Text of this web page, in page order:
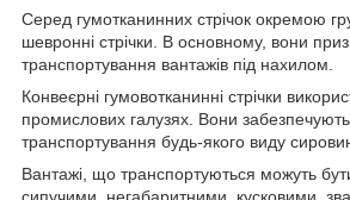
Серед гумотканинних стрічок окремою
шевронні стрічки. В основному, вони
транспортування вантажів під нахилом.
Конвеєрні гумовотканинні стрічки
промислових галузях. Вони
транспортування будь-якого виду
Вантажі, що транспортуються можуть
сипучими, негабаритними, кусковими,